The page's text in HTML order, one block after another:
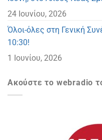
24 Ιουνίου, 2026
Όλοι-όλες στη Γενική
10:30!
1 Ιουνίου, 2026
Ακούστε το webradio